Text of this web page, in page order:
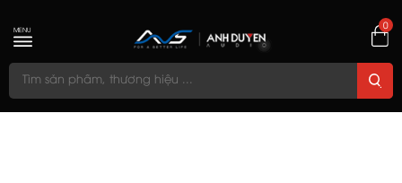
0
MENU